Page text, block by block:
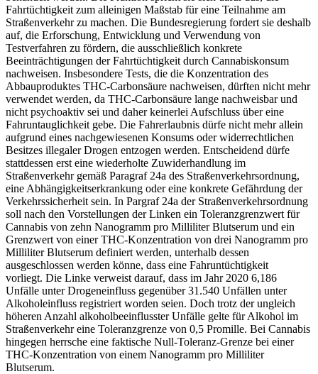
Fahrtüchtigkeit zum alleinigen Maßstab für eine Teilnahme am
Straßenverkehr zu machen. Die Bundesregierung fordert sie deshalb
auf, die Erforschung, Entwicklung und Verwendung von
Testverfahren zu fördern, die ausschließlich konkrete
Beeinträchtigungen der Fahrtüchtigkeit durch Cannabiskonsum
nachweisen. Insbesondere Tests, die die Konzentration des
Abbauproduktes THC-Carbonsäure nachweisen, dürften nicht mehr
verwendet werden, da THC-Carbonsäure lange nachweisbar und
nicht psychoaktiv sei und daher keinerlei Aufschluss über eine
Fahruntauglichkeit gebe. Die Fahrerlaubnis dürfe nicht mehr allein
aufgrund eines nachgewiesenen Konsums oder widerrechtlichen
Besitzes illegaler Drogen entzogen werden. Entscheidend dürfe
stattdessen erst eine wiederholte Zuwiderhandlung im
Straßenverkehr gemäß Paragraf 24a des Straßenverkehrsordnung,
eine Abhängigkeitserkrankung oder eine konkrete Gefährdung der
Verkehrssicherheit sein. In Pargraf 24a der Straßenverkehrsordnung
soll nach den Vorstellungen der Linken ein Toleranzgrenzwert für
Cannabis von zehn Nanogramm pro Milliliter Blutserum und ein
Grenzwert von einer THC-Konzentration von drei Nanogramm pro
Milliliter Blutserum definiert werden, unterhalb dessen
ausgeschlossen werden könne, dass eine Fahruntüchtigkeit
vorliegt. Die Linke verweist darauf, dass im Jahr 2020 6,186
Unfälle unter Drogeneinfluss gegenüber 31.540 Unfällen unter
Alkoholeinfluss registriert worden seien. Doch trotz der ungleich
höheren Anzahl alkoholbeeinflusster Unfälle gelte für Alkohol im
Straßenverkehr eine Toleranzgrenze von 0,5 Promille. Bei Cannabis
hingegen herrsche eine faktische Null-Toleranz-Grenze bei einer
THC-Konzentration von einem Nanogramm pro Milliliter
Blutserum.